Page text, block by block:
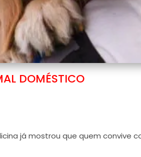
DOMÉSTICO
já mostrou que quem convive